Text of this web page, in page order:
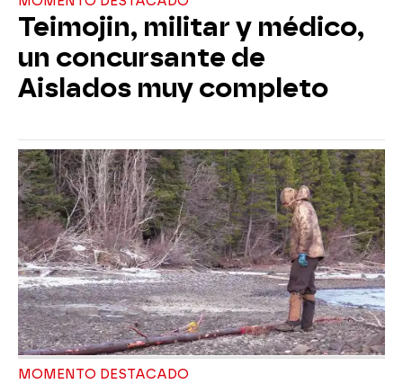
Teimojin, militar y médico,
un concursante de
Aislados muy completo
MOMENTO DESTACADO